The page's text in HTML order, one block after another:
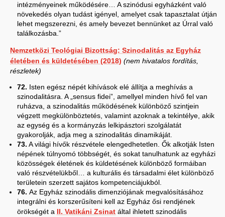
intézményeinek működésére… A szinódusi egyházként való
növekedés olyan tudást igényel, amelyet csak tapasztalat útján
lehet megszerezni, és amely bevezet bennünket az Úrral való
találkozásba.”
Nemzetközi Teológiai Bizottság: Szinodalitás az Egyház
életében és küldetésében (2018) (nem hivatalos fordítás,
részletek)
72. Isten egész népét kihívások elé állítja a meghívás a
szinodalitásra. A „sensus fidei”, amellyel minden hívő fel van
ruházva, a szinodalitás működésének különböző szintjein
végzett megkülönböztetés, valamint azoknak a tekintélye, akik
az egység és a kormányzás lelkipásztori szolgálatát
gyakorolják, adja meg a szinodalitás dinamikáját.
73. A világi hívők részvétele elengedhetetlen. Ők alkotják Isten
népének túlnyomó többségét, és sokat tanulhatunk az egyházi
közösségek életének és küldetésének különböző formáiban
való részvételükből… a kulturális és társadalmi élet különböző
területein szerzett sajátos kompetenciájukból.
76. Az Egyház szinodális dimenziójának megvalósításához
integrálni és korszerűsíteni kell az Egyház ősi rendjének
örökségét a II. Vatikáni Zsinat által ihletett szinodális